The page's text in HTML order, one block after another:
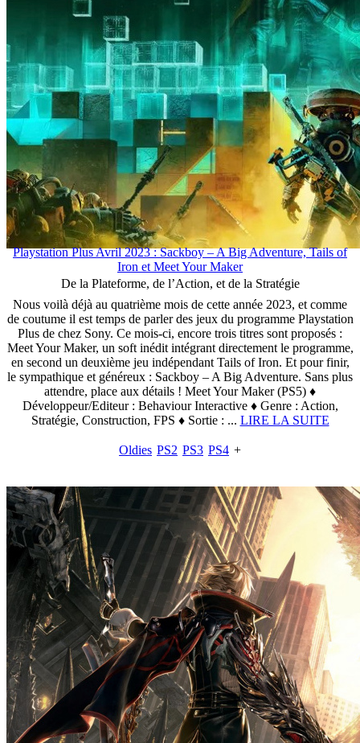
Playstation Plus Avril 2023 : Sackboy – A Big Adventure, Tails of
Iron et Meet Your Maker
De la Plateforme, de l’Action, et de la Stratégie
Nous voilà déjà au quatrième mois de cette année 2023, et comme
de coutume il est temps de parler des jeux du programme Playstation
Plus de chez Sony. Ce mois-ci, encore trois titres sont proposés :
Meet Your Maker, un soft inédit intégrant directement le programme,
en second un deuxième jeu indépendant Tails of Iron. Et pour finir,
le sympathique et généreux : Sackboy – A Big Adventure. Sans plus
attendre, place aux détails ! Meet Your Maker (PS5) ♦
Développeur/Editeur : Behaviour Interactive ♦ Genre : Action,
Stratégie, Construction, FPS ♦ Sortie : ... LIRE LA SUITE
Oldies PS2 PS3 PS4 +